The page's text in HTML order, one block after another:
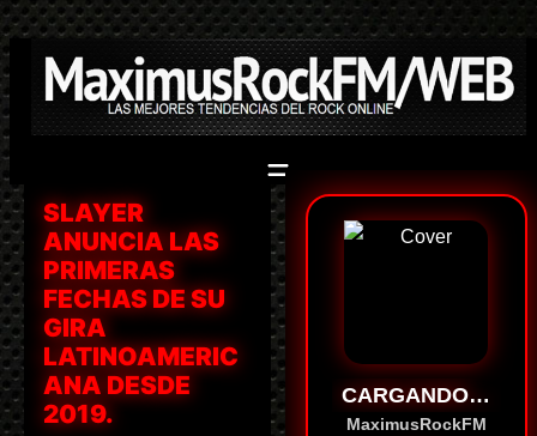
Saltar
al
contenido
SLAYER
ANUNCIA LAS
PRIMERAS
FECHAS DE SU
GIRA
LATINOAMERIC
ANA DESDE
2019.
CARGANDO…
MaximusRockFM